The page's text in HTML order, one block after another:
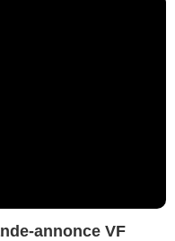
annonce VF